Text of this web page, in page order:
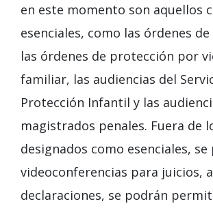
en este momento son aquellos
esenciales, como las órdenes
las órdenes de protección por
familiar, las audiencias del
Protección Infantil y las
magistrados penales. Fuera de
designados como esenciales,
videoconferencias para juicios,
declaraciones, se podrán